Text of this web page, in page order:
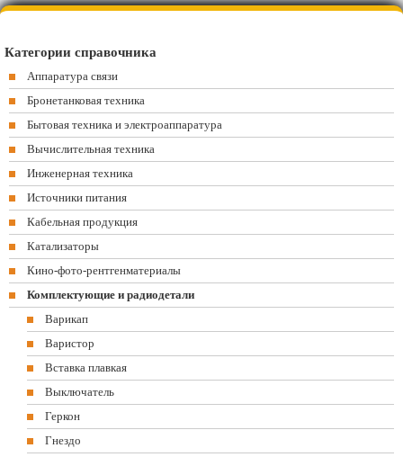
Категории справочника
Аппаратура связи
Бронетанковая техника
Бытовая техника и электроаппаратура
Вычислительная техника
Инженерная техника
Источники питания
Кабельная продукция
Катализаторы
Кино-фото-рентгенматериалы
Комплектующие и радиодетали
Варикап
Варистор
Вставка плавкая
Выключатель
Геркон
Гнездо